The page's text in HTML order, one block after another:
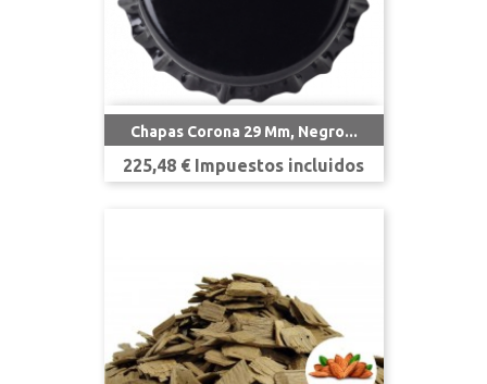
Chapas Corona 29 Mm, Negro...
Precio
225,48 € Impuestos incluidos